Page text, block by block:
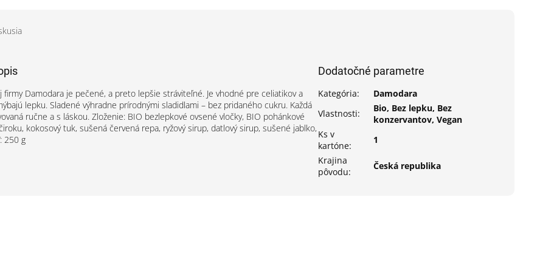
firmy Damodara je pečené, a preto lepšie stráviteľné. Je vhodné pre celiatikov a
lepku. Sladené výhradne prírodnými sladidlami – bez pridaného cukru. Každá
ručne a s láskou. Zloženie: BIO bezlepkové ovsené vločky, BIO pohánkové
kokosový tuk, sušená červená repa, ryžový sirup, datlový sirup, sušené jablko,
250 g
Dodatočné parametre
Kategória:
Damodara
Vlastnosti:
Bio, Bez lepku, Bez
konzervantov, Vegan
Ks v
kartóne:
1
Krajina
pôvodu:
Česká republika